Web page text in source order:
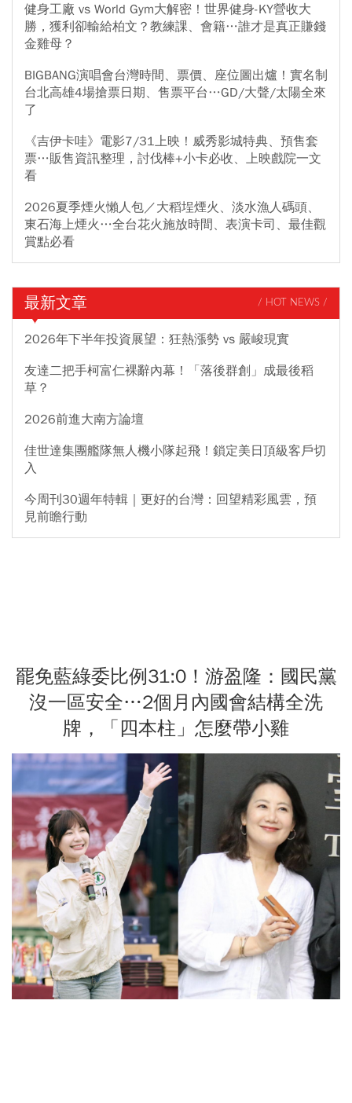
健身工廠 vs World Gym大解密！世界健身-KY營收大
勝，獲利卻輸給柏文？教練課、會籍…誰才是真正賺錢
金雞母？
BIGBANG演唱會台灣時間、票價、座位圖出爐！實名制
台北高雄4場搶票日期、售票平台…GD/大聲/太陽全來
了
《吉伊卡哇》電影7/31上映！威秀影城特典、預售套
票…販售資訊整理，討伐棒+小卡必收、上映戲院一文
看
2026夏季煙火懶人包／大稻埕煙火、淡水漁人碼頭、
東石海上煙火…全台花火施放時間、表演卡司、最佳觀
賞點必看
最新文章 / HOT NEWS /
2026年下半年投資展望：狂熱漲勢 vs 嚴峻現實
友達二把手柯富仁裸辭內幕！「落後群創」成最後稻
草？
2026前進大南方論壇
佳世達集團艦隊無人機小隊起飛！鎖定美日頂級客戶切
入
今周刊30週年特輯｜更好的台灣：回望精彩風雲，預
見前瞻行動
罷免藍綠委比例31:0！游盈隆：國民黨
沒一區安全…2個月內國會結構全洗
牌，「四本柱」怎麼帶小雞